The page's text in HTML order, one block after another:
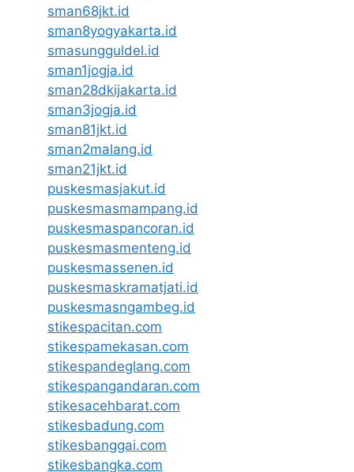
sman68jkt.id
sman8yogyakarta.id
smasungguldel.id
sman1jogja.id
sman28dkijakarta.id
sman3jogja.id
sman81jkt.id
sman2malang.id
sman21jkt.id
puskesmasjakut.id
puskesmasmampang.id
puskesmaspancoran.id
puskesmasmenteng.id
puskesmassenen.id
puskesmaskramatjati.id
puskesmasngambeg.id
stikespacitan.com
stikespamekasan.com
stikespandeglang.com
stikespangandaran.com
stikesacehbarat.com
stikesbadung.com
stikesbanggai.com
stikesbangka.com